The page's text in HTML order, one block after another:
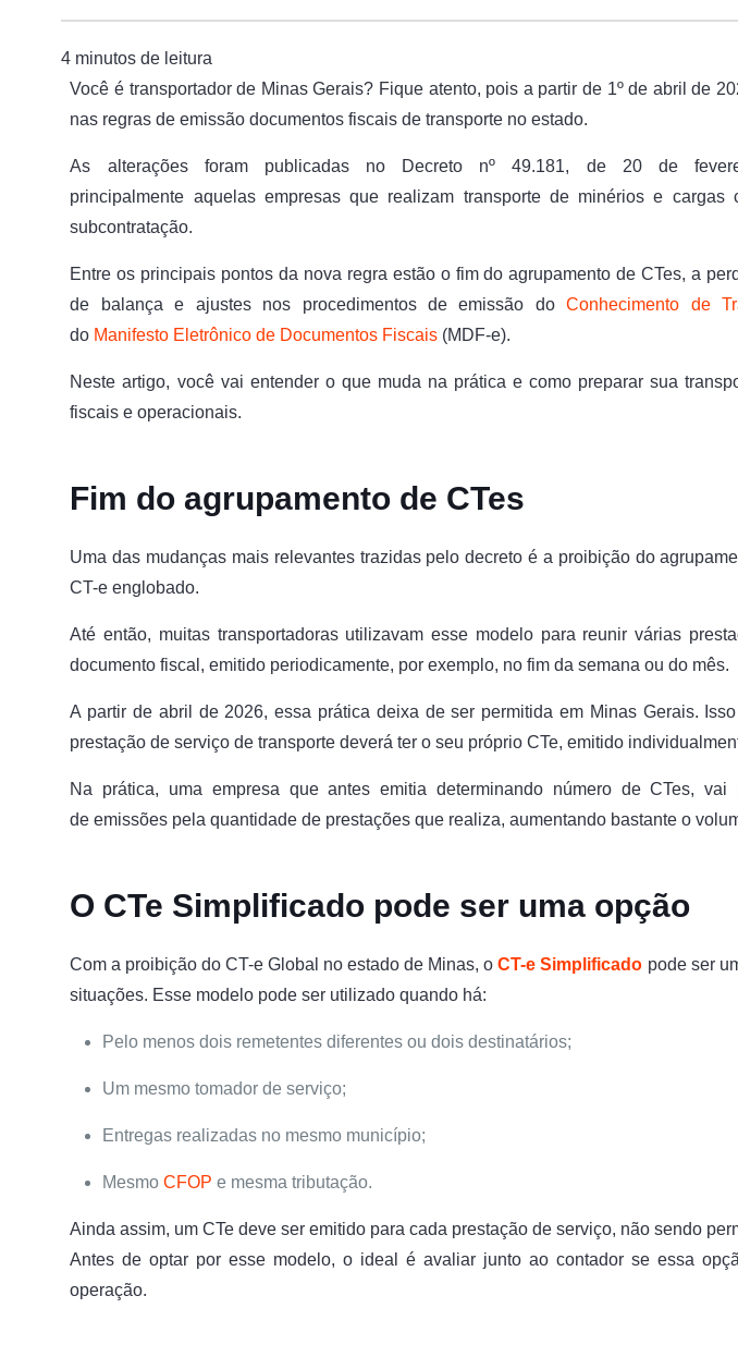
Você é transportador de Minas Gerais? Fique atento, pois a partir de 1º de abril de
nas regras de emissão documentos fiscais de transporte no estado.
As alterações foram publicadas no Decreto nº 49.181, de 20 de
principalmente aquelas empresas que realizam transporte de minérios e cargas
subcontratação.
Entre os principais pontos da nova regra estão o fim do agrupamento de CTes, a
de balança e ajustes nos procedimentos de emissão doConhecimento de
do Manifesto Eletrônico de Documentos Fiscais (MDF-e).
Neste artigo, você vai entender o que muda na prática e como preparar sua
fiscais e operacionais.
Fim do agrupamento de CTes
Uma das mudanças mais relevantes trazidas pelo decreto é a proibição do
CT-e englobado.
Até então, muitas transportadoras utilizavam esse modelo para reunir várias
documento fiscal, emitido periodicamente, por exemplo, no fim da semana ou do mês.
A partir de abril de 2026, essa prática deixa de ser permitida em Minas Gerais.
prestação de serviço de transporte deverá ter o seu próprio CTe, emitido
Na prática, uma empresa que antes emitia determinando número de CTes, vai
de emissões pela quantidade de prestações que realiza, aumentando bastante o
O CTe Simplificado pode ser uma opção
Com a proibição do CT-e Global no estado de Minas, oCT-e Simplificado pode ser
situações. Esse modelo pode ser utilizado quando há:
Pelo menos dois remetentes diferentes ou dois destinatários;
Um mesmo tomador de serviço;
Entregas realizadas no mesmo município;
MesmoCFOP e mesma tributação.
Ainda assim, um CTe deve ser emitido para cada prestação de serviço, não sendo
Antes de optar por esse modelo, o ideal é avaliar junto ao contador se essa
operação.